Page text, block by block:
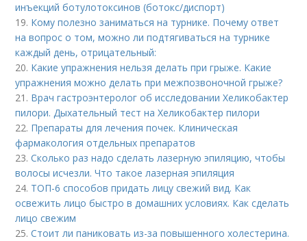
инъекций ботулотоксинов (ботокс/диспорт)
19. Кому полезно заниматься на турнике. Почему ответ
на вопрос о том, можно ли подтягиваться на турнике
каждый день, отрицательный:
20. Какие упражнения нельзя делать при грыже. Какие
упражнения можно делать при межпозвоночной грыже?
21. Врач гастроэнтеролог об исследовании Хеликобактер
пилори. Дыхательный тест на Хеликобактер пилори
22. Препараты для лечения почек. Клиническая
фармакология отдельных препаратов
23.Сколько раз надо сделать лазерную эпиляцию, чтобы
волосы исчезли. Что такое лазерная эпиляция
24. ТОП-6 способов придать лицу свежий вид. Как
освежить лицо быстро в домашних условиях. Как сделать
лицо свежим
25.Стоит ли паниковать из-за повышенного холестерина.